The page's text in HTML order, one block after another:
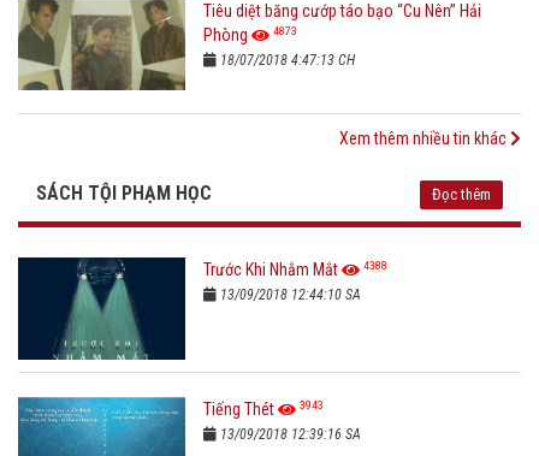
Tiêu diệt băng cướp táo bạo “Cu Nên” Hải
Phòng
4873
18/07/2018 4:47:13 CH
Xem thêm nhiều tin khác
SÁCH TỘI PHẠM HỌC Đọc thêm
Trước Khi Nhắm Mắt 4388
13/09/2018 12:44:10 SA
Tiếng Thét 3943
13/09/2018 12:39:16 SA